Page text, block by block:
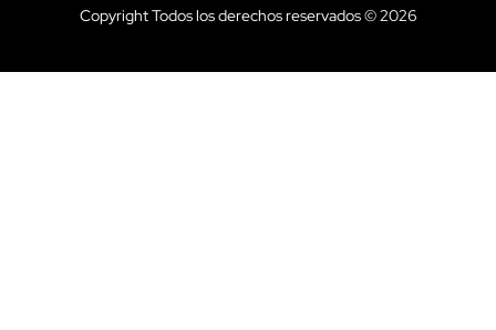
Copyright Todos los derechos reservados © 2026